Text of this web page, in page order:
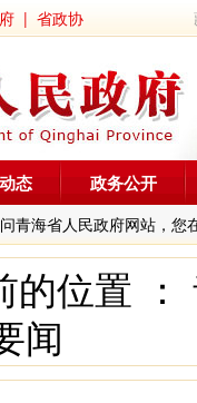
| 省政协
青海省人民政府网站，您
态 政务公开
位置 ：
闻